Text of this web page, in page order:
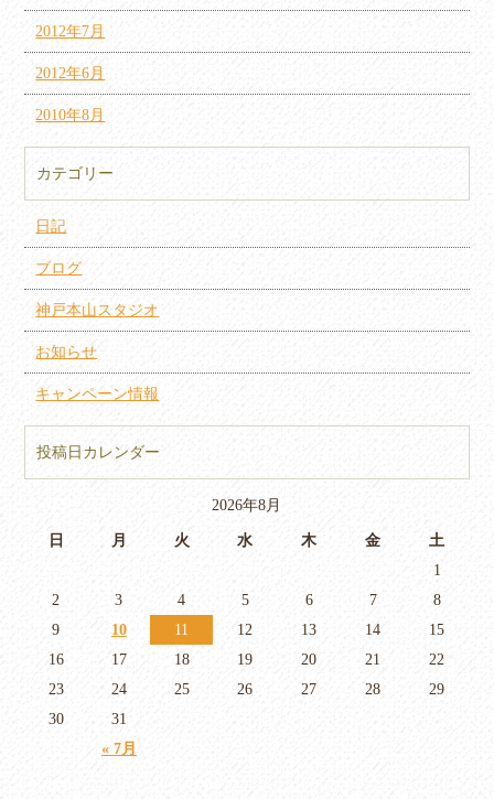
2012年7月
2012年6月
2010年8月
カテゴリー
日記
ブログ
神戸本山スタジオ
お知らせ
キャンペーン情報
投稿日カレンダー
2026年8月
日 月 火 水 木 金 土
« 7月
1
2
3 4 5 6 7
8
9
10 11 12 13 14
15
16
17 18 19 20 21
22
23
24 25 26 27 28
29
30
31